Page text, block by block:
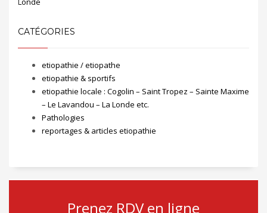
CATÉGORIES
etiopathie / etiopathe
etiopathie & sportifs
etiopathie locale : Cogolin – Saint Tropez – Sainte Maxime
– Le Lavandou – La Londe etc.
Pathologies
reportages & articles etiopathie
Prenez RDV en ligne